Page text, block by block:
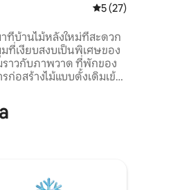
คะแนนเฉลี่ย 5 จาก
5 (27)
ที่บ้านไม้หลังใหม่ที่สะดวก
ที่เงียบสงบเป็นพิเศษของ
าวกับภาพวาด ที่พักของ
ก่อสร้างไม้แบบดั้งเดิมเข้า
งบ้านและระเบียงสามารถ
ของ Beskids ได้อย่างน่า
ลางธรรมชาติ :)